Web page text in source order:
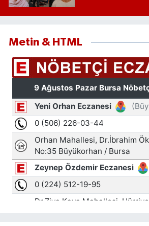
Metin & HTML